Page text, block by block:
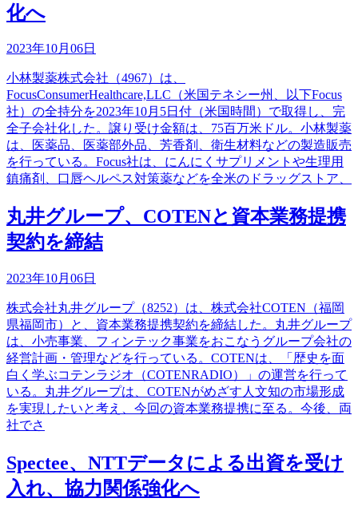
化へ
2023年10月06日
小林製薬株式会社（4967）は、
FocusConsumerHealthcare,LLC（米国テネシー州、以下Focus
社）の全持分を2023年10月5日付（米国時間）で取得し、完
全子会社化した。譲り受け金額は、75百万米ドル。小林製薬
は、医薬品、医薬部外品、芳香剤、衛生材料などの製造販売
を行っている。Focus社は、にんにくサプリメントや生理用
鎮痛剤、口唇ヘルペス対策薬などを全米のドラッグストア、
丸井グループ、COTENと資本業務提携
契約を締結
2023年10月06日
株式会社丸井グループ（8252）は、株式会社COTEN（福岡
県福岡市）と、資本業務提携契約を締結した。丸井グループ
は、小売事業、フィンテック事業をおこなうグループ会社の
経営計画・管理などを行っている。COTENは、「歴史を面
白く学ぶコテンラジオ（COTENRADIO）」の運営を行って
いる。丸井グループは、COTENがめざす人文知の市場形成
を実現したいと考え、今回の資本業務提携に至る。今後、両
社でさ
Spectee、NTTデータによる出資を受け
入れ、協力関係強化へ